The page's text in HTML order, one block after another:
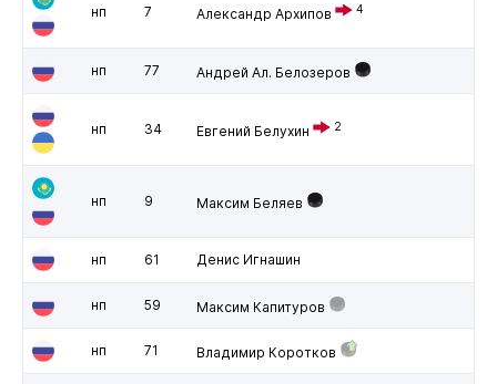
нп 7 Александр Архипов 4
нп 77 Андрей Ал. Белозеров
нп 34 Евгений Белухин 2
нп 9 Максим Беляев
нп 61 Денис Игнашин
нп 59 Максим Капитуров
нп 71 Владимир Коротков